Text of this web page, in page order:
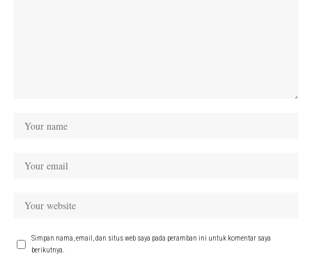
Simpan nama, email, dan situs web saya pada peramban ini untuk komentar saya
berikutnya.